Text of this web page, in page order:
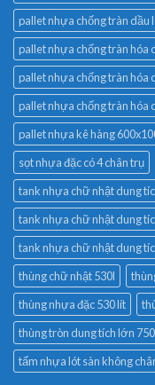
pallet nhựa chống tràn dầu
pallet nhựa chống tràn hóa
pallet nhựa chống tràn hóa
pallet nhựa chống tràn hóa
pallet nhựa kê hàng
sọt nhựa đặc có 4 chân trụ
tank nhựa chữ nhật dung
tank nhựa chữ nhật dung
tank nhựa chữ nhật dung
thùng chữ nhật 530l
thùng nhựa đặc 530 lít
thùng tròn dung tích lớn
tấm nhựa lót sàn không